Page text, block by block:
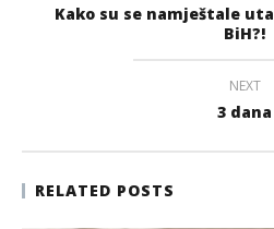
Kako su se namještale
BiH?!
NEXT
3 dana
RELATED POSTS